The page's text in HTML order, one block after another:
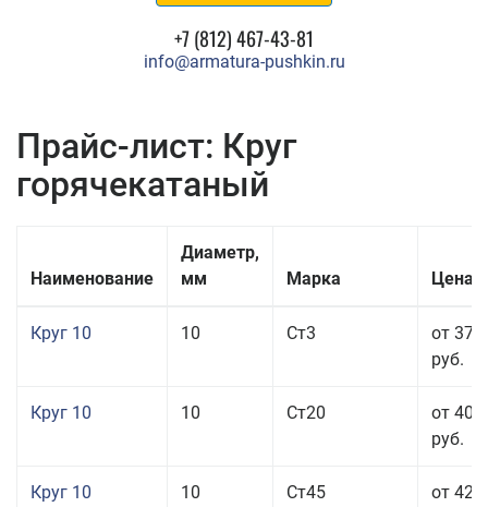
+7 (812) 467-43-81
info@armatura-pushkin.ru
Прайс-лист: Круг
горячекатаный
Наименование
Диаметр,
мм
Марка Цена
Круг 10 10 Ст3
от 37
руб.
Круг 10 10 Ст20
от 40
руб.
Круг 10 10 Ст45
от 42